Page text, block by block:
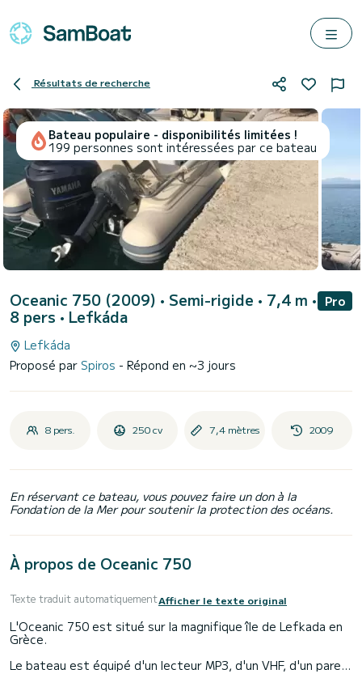
Résultats de recherche
Bateau populaire - disponibilités limitées !
199 personnes sont intéressées par ce bateau
Oceanic 750 (2009) • Semi-rigide • 7,4 m •
8 pers • Lefkáda
Pro
Lefkáda
Proposé par Spiros - Répond en ~3 jours
8 pers. 250 cv 7,4 mètres 2009
En réservant ce bateau, vous pouvez faire un don à la
Fondation de la Mer pour soutenir la protection des océans.
À propos de Oceanic 750
Texte traduit automatiquementAfficher le texte original
L'Oceanic 750 est situé sur la magnifique île de Lefkada en
Grèce.
Le bateau est équipé d'un lecteur MP3, d'un VHF, d'un pare-